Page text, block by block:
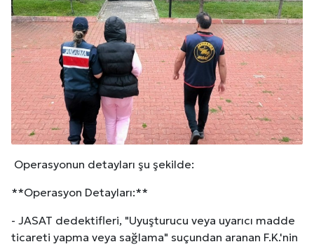
Operasyonun detayları şu şekilde:
**Operasyon Detayları:**
- JASAT dedektifleri, "Uyuşturucu veya uyarıcı madde
ticareti yapma veya sağlama" suçundan aranan F.K.'nin